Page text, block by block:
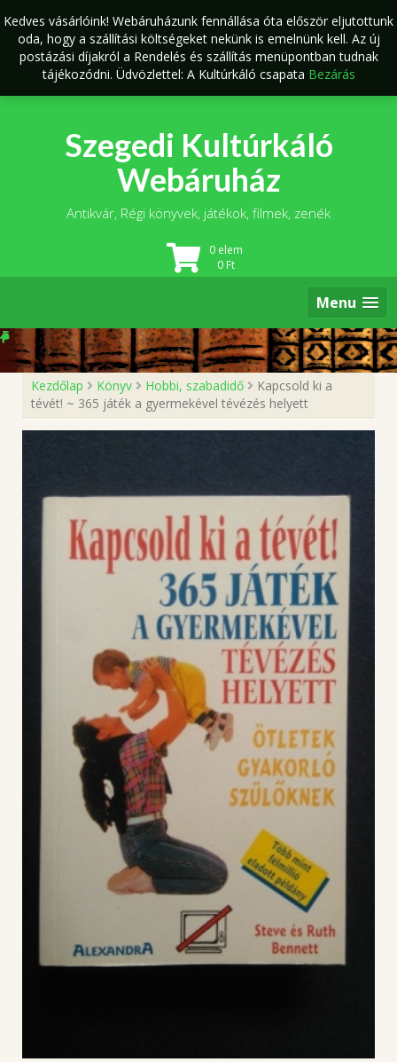
to
content
Szegedi Kultúrkáló
Webáruház
Antikvár, Régi könyvek, játékok, filmek, zenék
0 elem
0 Ft
Menu
Kezdőlap Könyv Hobbi, szabadidő
Kapcsold ki a
tévét! ~ 365 játék a gyermekével tévézés helyett
Kedves vásárlóink! Webáruházunk fennállása óta először eljutottunk
oda, hogy a szállítási költségeket nekünk is emelnünk kell. Az új
postázási díjakról a Rendelés és szállítás menüpontban tudnak
tájékozódni. Üdvözlettel: A Kultúrkáló csapata Bezárás